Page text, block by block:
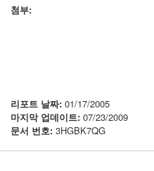
첨부:
리포트 날짜: 01/17/2005
마지막 업데이트: 07/23/2009
문서 번호: 3HGBK7QG